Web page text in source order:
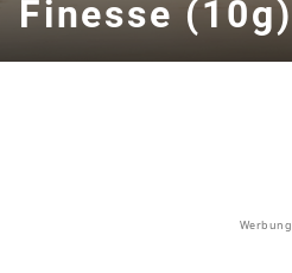
Finesse (10g)
Werbung